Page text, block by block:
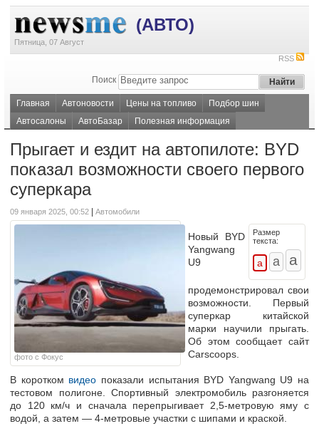
(АВТО)
Пятница, 07 Август
RSS
Поиск
Главная Автоновости Цены на топливо
Подбор шин
Автосалоны
АвтоБазар Полезная информация
Прыгает и ездит на автопилоте: BYD
показал возможности своего первого
суперкара
09 января 2025, 00:52 Автомобили
фото с Фокус
Размер
текста:
Новый BYD
Yangwang
U9
продемонстрировал свои
возможности. Первый
суперкар китайской
марки научили прыгать.
Об этом сообщает сайт
Carscoops.
В коротком видео показали испытания BYD Yangwang U9 на
тестовом полигоне. Спортивный электромобиль разгоняется
до 120 км/ч и сначала перепрыгивает 2,5-метровую яму с
водой, а затем — 4-метровые участки с шипами и краской.